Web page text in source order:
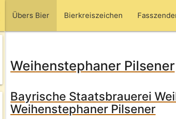
Übers Bier Bierkreiszeichen
Weihenstephaner Pilsener
Bayrische Staatsbrauerei
Weihenstephaner Pilsener